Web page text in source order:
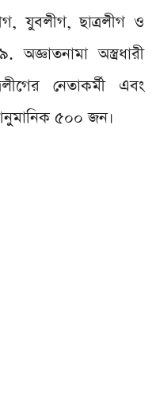
যুবলীগ, ছাত্রলীগ ও
অস্ত্রধারী
নেতাকর্মী এবং
৫০০ জন।